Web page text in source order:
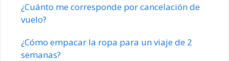
¿Cuánto me corresponde por cancelación de
vuelo?
¿Cómo empacar la ropa para un viaje de 2
semanas?